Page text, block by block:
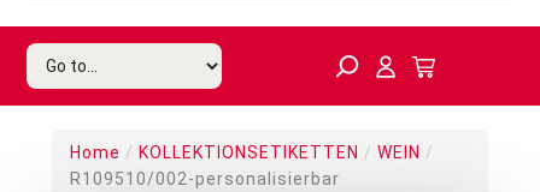
Home / KOLLEKTIONSETIKETTEN / WEIN /
R109510/002-personalisierbar